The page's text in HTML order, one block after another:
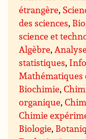
étrangère,
des sciences,
science et
Algèbre, Analyse
statistiques,
Mathématiques
Biochimie,
organique,
Chimie
Biologie,